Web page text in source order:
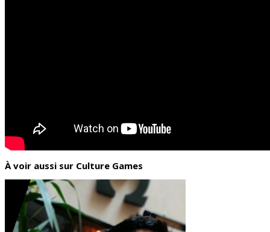
À voir aussi sur Culture Games